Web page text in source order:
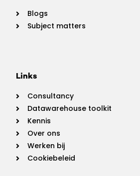
Blogs
Subject matters
Links
Consultancy
Datawarehouse toolkit
Kennis
Over ons
Werken bij
Cookiebeleid